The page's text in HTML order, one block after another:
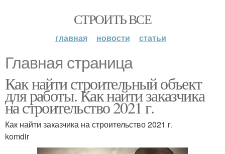
СТРОИТЬ ВСЕ
главная новости статьи
Главная страница
Как найти строительный объект
для работы. Как найти заказчика
на строительство 2021 г.
Как найти заказчика на строительство 2021 г.
komdir